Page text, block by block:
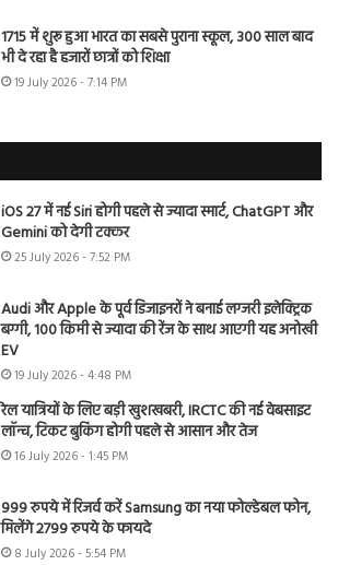
1715 में शुरू हुआ भारत का सबसे पुराना स्कूल, 300 साल बाद
भी दे रहा है हजारों छात्रों को शिक्षा
19 July 2026 - 7:14 PM
iOS 27 में नई Siri होगी पहले से ज्यादा स्मार्ट, ChatGPT और
Gemini को देगी टक्कर
25 July 2026 - 7:52 PM
Audi और Apple के पूर्व डिजाइनरों ने बनाई लग्जरी इलेक्ट्रिक
बग्गी, 100 किमी से ज्यादा की रेंज के साथ आएगी यह अनोखी
EV
19 July 2026 - 4:48 PM
रेल यात्रियों के लिए बड़ी खुशखबरी, IRCTC की नई वेबसाइट
लॉन्च, टिकट बुकिंग होगी पहले से आसान और तेज
16 July 2026 - 1:45 PM
999 रुपये में रिजर्व करें Samsung का नया फोल्डेबल फोन,
मिलेंगे 2799 रुपये के फायदे
8 July 2026 - 5:54 PM